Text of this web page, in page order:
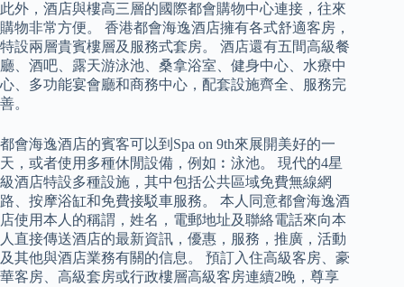
此外，酒店與樓高三層的國際都會購物中心連接，往來
購物非常方便。 香港都會海逸酒店擁有各式舒適客房，
特設兩層貴賓樓層及服務式套房。 酒店還有五間高級餐
廳、酒吧、露天游泳池、桑拿浴室、健身中心、水療中
心、多功能宴會廳和商務中心，配套設施齊全、服務完
善。
都會海逸酒店的賓客可以到Spa on 9th來展開美好的一
天，或者使用多種休閒設備，例如︰泳池。 現代的4星
級酒店特設多種設施，其中包括公共區域免費無線網
路、按摩浴缸和免費接駁車服務。 本人同意都會海逸酒
店使用本人的稱謂，姓名，電郵地址及聯絡電話來向本
人直接傳送酒店的最新資訊，優惠，服務，推廣，活動
及其他與酒店業務有關的信息。 預訂入住高級客房、豪
華客房、高級套房或行政樓層高級客房連續2晚，尊享